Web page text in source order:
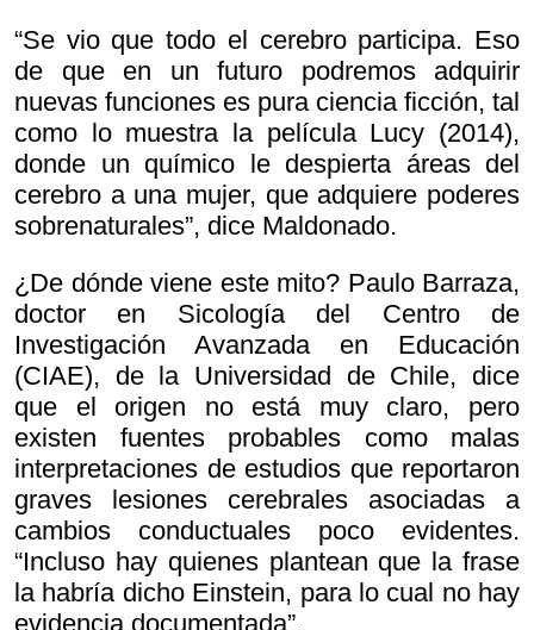
“Se vio que todo el cerebro participa. Eso
de que en un futuro podremos adquirir
nuevas funciones es pura ciencia ficción, tal
como lo muestra la película Lucy (2014),
donde un químico le despierta áreas del
cerebro a una mujer, que adquiere poderes
sobrenaturales”, dice Maldonado.
¿De dónde viene este mito? Paulo Barraza,
doctor en Sicología del Centro de
Investigación Avanzada en Educación
(CIAE), de la Universidad de Chile, dice
que el origen no está muy claro, pero
existen fuentes probables como malas
interpretaciones de estudios que reportaron
graves lesiones cerebrales asociadas a
cambios conductuales poco evidentes.
“Incluso hay quienes plantean que la frase
la habría dicho Einstein, para lo cual no hay
evidencia documentada”.